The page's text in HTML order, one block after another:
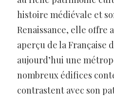
histoire médiévale et
Renaissance, elle offre
aperçu de la Française
aujourd’hui une
nombreux édifices
contrastent avec son